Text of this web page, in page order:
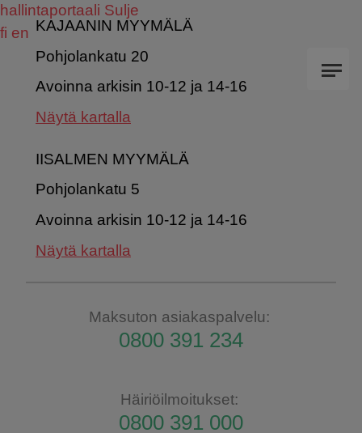
hallintaportaali Sulje
fi en KAJAANIN MYYMÄLÄ
Pohjolankatu 20
Avoinna arkisin 10-12 ja 14-16
Näytä kartalla
IISALMEN MYYMÄLÄ
Pohjolankatu 5
Avoinna arkisin 10-12 ja 14-16
Näytä kartalla
Maksuton asiakaspalvelu:
0800 391 234
Häiriöilmoitukset:
0800 391 000